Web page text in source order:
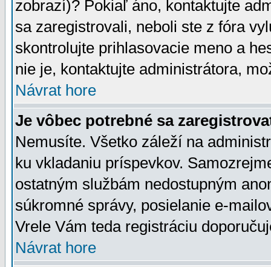
zobrazí)? Pokiaľ áno, kontaktujte
sa zaregistrovali, neboli ste z fóra
skontrolujte prihlasovacie meno a
nie je, kontaktujte administrátora,
Návrat hore
Je vôbec potrebné sa
Nemusíte. Všetko záleží na
ku vkladaniu príspevkov.
ostatným službám nedostupným
súkromné správy, posielanie e-
Vrele Vám teda registráciu
Návrat hore